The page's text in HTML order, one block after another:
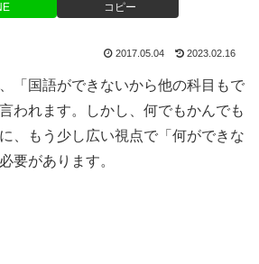
コピー
2017.05.04 2023.02.16
「国語ができないから他の科目もで
われます。しかし、何でもかんでも
、もう少し広い視点で「何ができな
要があります。